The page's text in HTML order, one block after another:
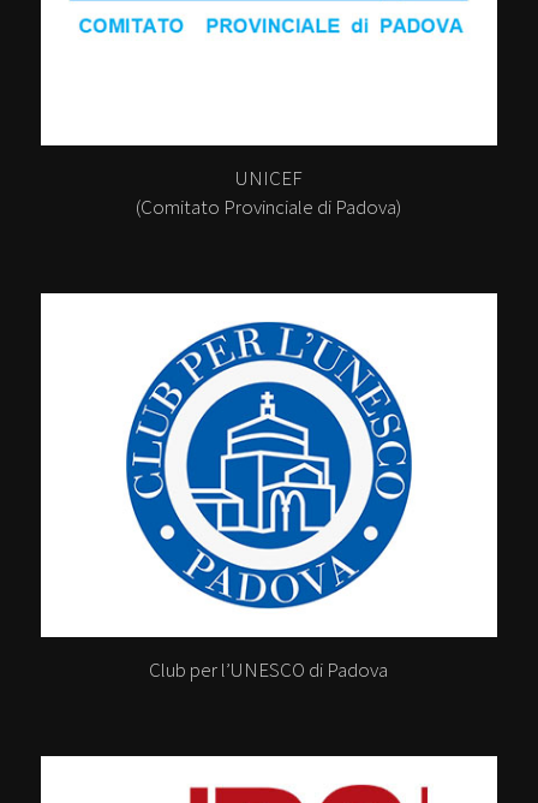
UNICEF
(Comitato Provinciale di Padova)
Club per l’UNESCO di Padova